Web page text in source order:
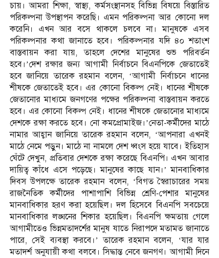
চায়। আমরা শিক্ষা, স্বাস্থ্য, কর্মসংস্থানসহ বিভিন্ন বিষয়ে বিস্তারিত
পরিকল্পনা উপস্থাপন করেছি। এমন পরিকল্পনা আর কোনো দল
করেনি। এখন আর বসে থাকলে চলবে না। মানুষকে এসব
পরিকল্পনার কথা জানাতে হবে। পরিকল্পনার যদি ৪০ শতাংশ
বাস্তবায়ন করা যায়, তাহলে দেশের মানুষের শুভ পরিবর্তন
হবে।’দেশ রক্ষার জন্য আগামী নির্বাচনে বিএনপিকে জেতাতেই
হবে জানিয়ে তারেক রহমান বলেন, ‘আগামী নির্বাচনে ধানের
শীষকে জেতাতেই হবে। এর কোনো বিকল্প নেই। ধানের শীষকে
জেতানোর মাধ্যমে জনগণের পক্ষের পরিকল্পনা বাস্তবায়ন করতে
হবে। এর কোনো বিকল্প নেই। ধানের শীষকে জেতানোর মাধ্যমে
দেশকে রক্ষা করতে হবে। নো কমপ্রোমাইজ।’নেতা-কর্মীদের মাঠে
নামার আহ্বান জানিয়ে তারেক রহমান বলেন, ‘আপনারা এখনই
মাঠে নেমে পড়ুন। মাঠে না নামলে দেশ ধ্বংস হয়ে যাবে। ইতিহাস
ঘেঁটে দেখুন, প্রতিবার দেশকে রক্ষা করেছে বিএনপি। এখন আবার
দায়িত্ব কাঁধে এসে পড়েছে। মানুষের কাছে যান।’ মানবাধিকার
দিবস উপলক্ষে তারেক রহমান বলেন, ‘বিগত স্বৈরাচারের সময়
রাজনৈতিক কর্মীদের পাশাপাশি বিভিন্ন শ্রেণি-পেশার মানুষের
মানবাধিকার হরণ করা হয়েছিল। দল হিসেবে বিএনপি সবচেয়ে
মানবাধিকার লঙ্ঘনের শিকার হয়েছিল। বিএনপি ক্ষমতায় গেলে
আগামীতেও ভিন্নমতাদর্শের মানুষ যাতে নিরাপদে মতামত জানাতে
পারে, সেই ব্যবস্থা করবে।’ তারেক রহমান বলেন, ‘যার যার
মতাদর্শ অনুযায়ী কথা বলবে। সিদ্ধান্ত নেবে জনগণ। আগামী দিনে